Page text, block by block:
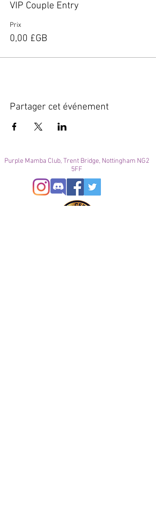
VIP Couple Entry
Prix
0,00 £GB
Partager cet événement
Purple Mamba Club, Trent Bridge, Nottingham NG2
5FF